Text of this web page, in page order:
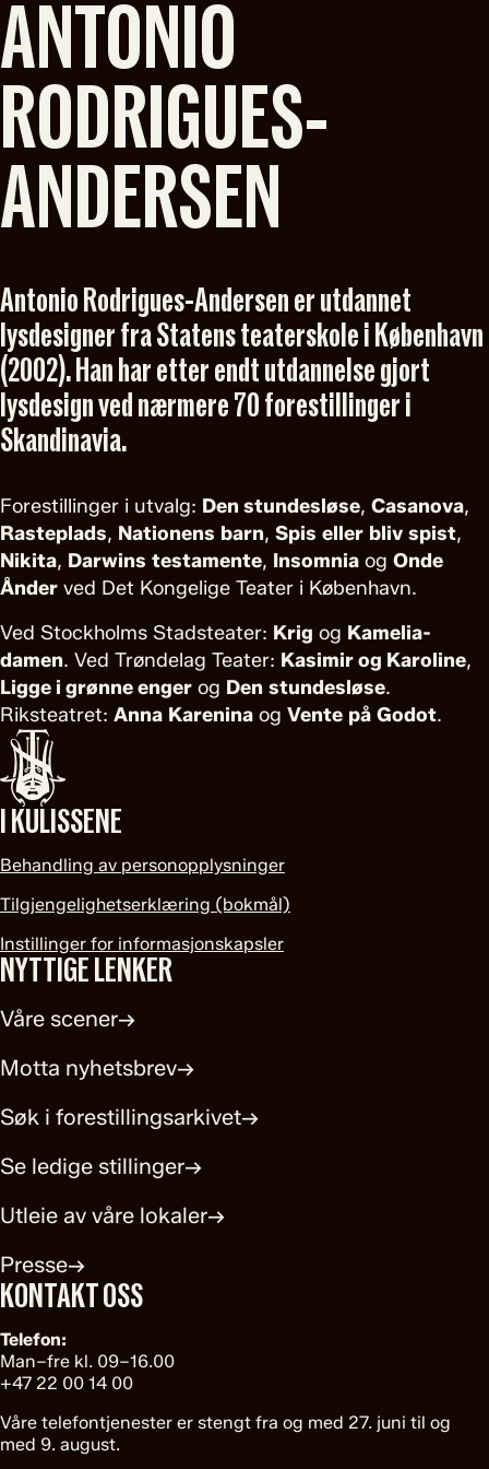
ANTONIO
RODRIGUES-
ANDERSEN
Antonio Rodrigues-Andersen er utdannet
lysdesigner fra Statens teaterskole i København
(2002). Han har etter endt utdannelse gjort
lysdesign ved nærmere 70 forestillinger i
Skandinavia.
Forestillinger i utvalg: Den stundesløse, Casanova,
Rasteplads, Nationens barn, Spis eller bliv spist,
Nikita, Darwins testamente, Insomnia og Onde
Ånder ved Det Kongelige Teater i København.
Ved Stockholms Stadsteater: Krig og Kamelia-
damen. Ved Trøndelag Teater: Kasimir og Karoline,
Ligge i grønne enger og Den stundesløse.
Riksteatret: Anna Karenina og Vente på Godot.
I KULISSENE
Behandling av personopplysninger
Tilgjengelighetserklæring (bokmål)
Instillinger for informasjonskapsler
NYTTIGE LENKER
Våre scener→
Motta nyhetsbrev→
Søk i forestillingsarkivet→
Se ledige stillinger→
Utleie av våre lokaler→
Presse→
KONTAKT OSS
Telefon:
Man–fre kl. 09–16.00
+47 22 00 14 00
Våre telefontjenester er stengt fra og med 27. juni til og
med 9. august.